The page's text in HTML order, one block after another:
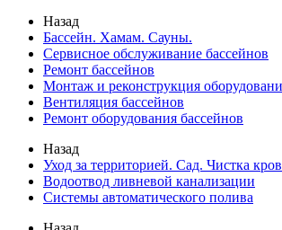
Назад
Бассейн. Хамам. Сауны.
Сервисное обслуживание бассейнов
Ремонт бассейнов
Монтаж и реконструкция
Вентиляция бассейнов
Ремонт оборудования бассейнов
Назад
Уход за территорией. Сад. Чистка
Водоотвод ливневой канализации
Системы автоматического полива